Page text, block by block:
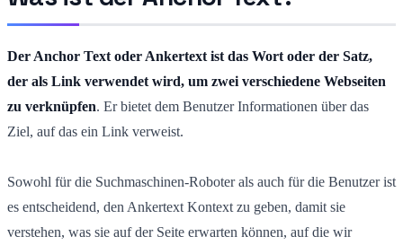
Der Anchor Text oder Ankertext ist das Wort oder der Satz,
der als Link verwendet wird, um zwei verschiedene Webseiten
zu verknüpfen. Er bietet dem Benutzer Informationen über das
Ziel, auf das ein Link verweist.
Sowohl für die Suchmaschinen-Roboter als auch für die Benutzer ist
es entscheidend, den Ankertext Kontext zu geben, damit sie
verstehen, was sie auf der Seite erwarten können, auf die wir